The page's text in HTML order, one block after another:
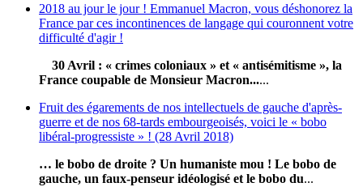
2018 au jour le jour ! Emmanuel Macron, vous déshonorez la
France par ces incontinences de langage qui couronnent votre
difficulté d'agir !
30 Avril : « crimes coloniaux » et « antisémitisme », la
France coupable de Monsieur Macron......
Fruit des égarements de nos intellectuels de gauche d'après-
guerre et de nos 68-tards embourgeoisés, voici le « bobo
libéral-progressiste » ! (28 Avril 2018)
… le bobo de droite ? Un humaniste mou ! Le bobo de
gauche, un faux-penseur idéologisé et le bobo du...